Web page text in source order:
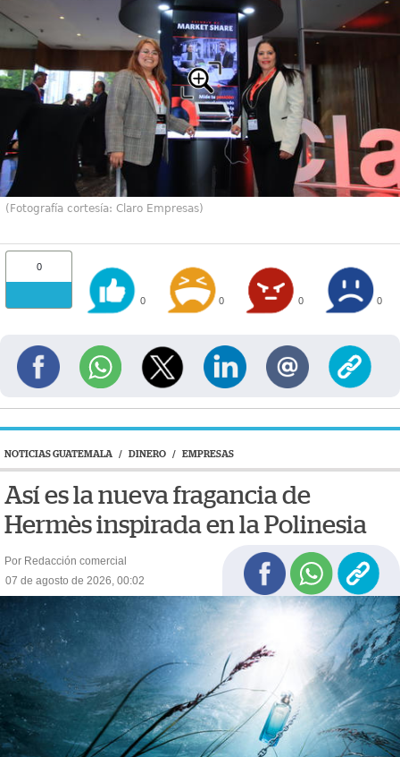
(Fotografía cortesía: Claro Empresas)
0
0 0 0 0
NOTICIAS GUATEMALA / DINERO / EMPRESAS
Así es la nueva fragancia de
Hermès inspirada en la Polinesia
Por Redacción comercial
07 de agosto de 2026, 00:02